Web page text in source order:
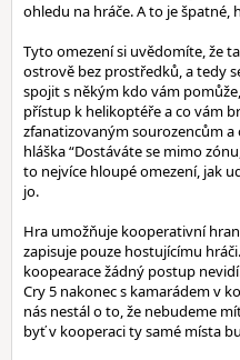
ohledu na hráče. A to je špatné,
Tyto omezení si uvědomíte, že
ostrově bez prostředků, a tedy
spojit s někým kdo vám
přístup k helikoptéře a co vám
zfanatizovaným sourozencům
hláška “Dostáváte se mimo
to nejvíce hloupé omezení, jak
jo.
Hra umožňuje kooperativní
zapisuje pouze hostujícímu
koopearace žádný postup
Cry 5 nakonec s kamarádem v
nás nestál o to, že nebudeme
byť v kooperaci ty samé místa